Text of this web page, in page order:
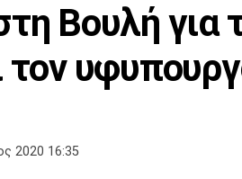
Βουλή για
τον
2020 16:35